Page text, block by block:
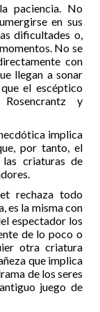
paciencia. No
en sus
dificultades o,
No se
con
llegan a sonar
el escéptico
y
implica
por tanto, el
criaturas de
rechaza todo
es la misma con
espectador los
de lo poco o
otra criatura
que implica
de los seres
juego de